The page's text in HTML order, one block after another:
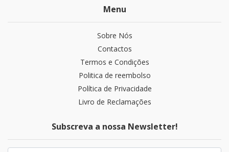
Menu
Sobre Nós
Contactos
Termos e Condições
Politica de reembolso
Política de Privacidade
Livro de Reclamações
Subscreva a nossa Newsletter!